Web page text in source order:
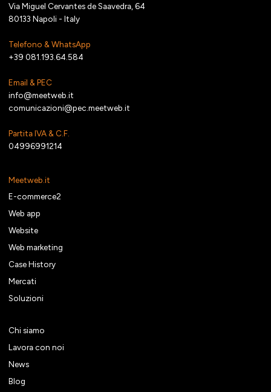
Via Miguel Cervantes de Saavedra, 64
80133 Napoli - Italy
Telefono & WhatsApp
+39 081.193.64.584
Email & PEC
info@meetweb.it
comunicazioni@pec.meetweb.it
Partita IVA & C.F.
04996991214
Meetweb.it
E-commerce2
Web app
Website
Web marketing
Case History
Mercati
Soluzioni
Chi siamo
Lavora con noi
News
Blog